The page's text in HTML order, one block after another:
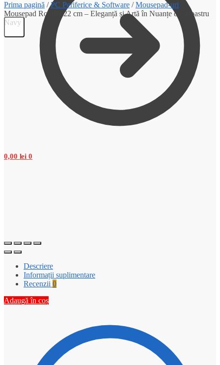
0,00 lei 0
Prima pagină /PC Periferice & Software /Mousepad-uri
Mousepad Rotund 22 cm – Eleganță și Artă în Nuanțe de Albastru
Navy
Descriere
Informații suplimentare
Recenzii 0
Adaugă în coș